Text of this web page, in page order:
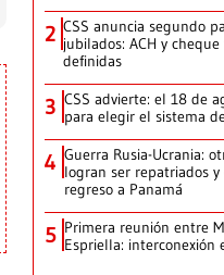
2 CSS anuncia segundo
jubilados: ACH y
definidas
3 CSS advierte: el 18 de
para elegir el sistema
4 Guerra Rusia-Ucrania:
logran ser repatriados
regreso a Panamá
5 Primera reunión entre
Espriella: interconexión